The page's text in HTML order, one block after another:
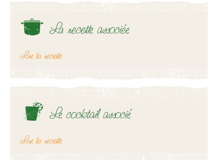
La recette associée
Lire la recette
Le cocktail associé
Lire la recette